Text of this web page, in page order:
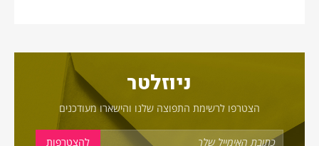
ניוזלטר
הצטרפו לרשימת התפוצה שלנו והישארו מעודכנים